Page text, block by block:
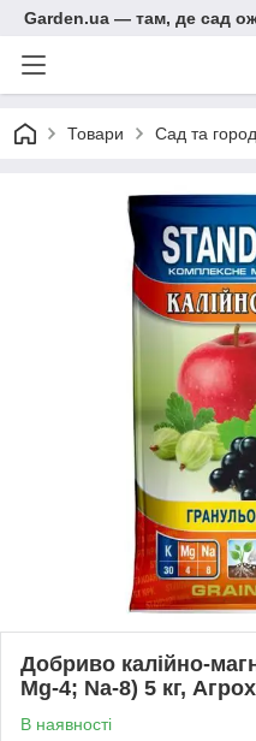
Garden.ua — там, де сад
Товари Сад та город
Добриво калійно-
Mg-4; Na-8) 5 кг,
В наявності